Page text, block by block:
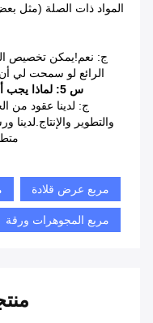
المواد ذات الصلة (مثل
ج: نعم!يمكن تخصيص
الرائع لو سمحت لي
س 5: لماذا يجب أن تشتري منا وليس من موردين آخرين؟
ج: لدينا عقود من
والتطوير
مربع عرض قلادة
مربع المجوهرات ورقة